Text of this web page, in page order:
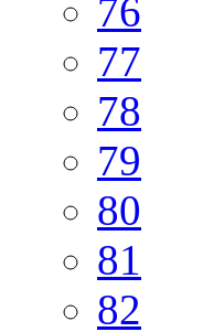
76
77
78
79
80
81
82